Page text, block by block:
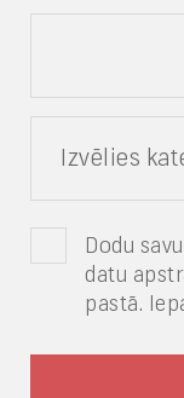
Izvēlies
Dodu
datu
pastā.